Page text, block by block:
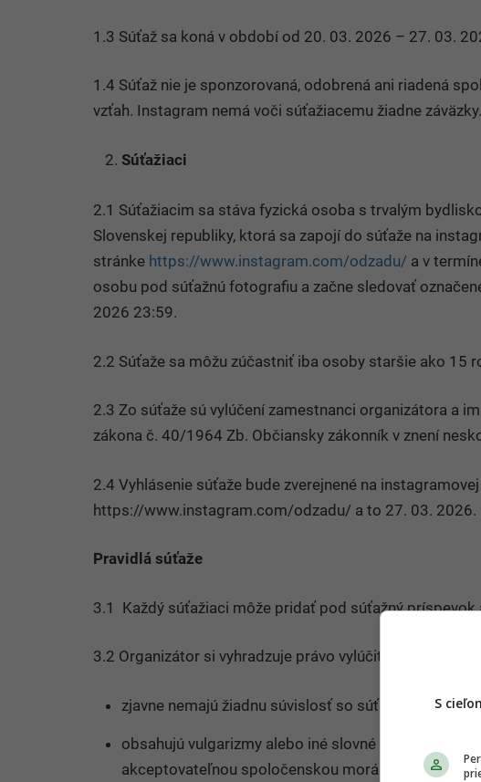
1.3 Súťaž sa koná v období od 20. 03. 2026 – 27. 03.
1.4 Súťaž nie je sponzorovaná, odobrená ani riadená
vzťah. Instagram nemá voči súťažiacemu žiadne záväzky.
Súťažiaci
2.1 Súťažiacim sa stáva fyzická osoba s trvalým
Slovenskej republiky, ktorá sa zapojí do súťaže na
stránke https://www.instagram.com/odzadu/ a v
osobu pod súťažnú fotografiu a začne sledovať
2026 23:59.
2.2 Súťaže sa môžu zúčastniť iba osoby staršie ako 15
2.3 Zo súťaže sú vylúčení zamestnanci organizátora a
zákona č. 40/1964 Zb. Občiansky zákonník v znení
2.4 Vyhlásenie súťaže bude zverejnené na
https://www.instagram.com/odzadu/ a to 27. 03. 2026.
Pravidlá súťaže
3.1 Každý súťažiaci môže pridať pod súťažný
3.2 Organizátor si vyhradzuje právo vylúčiť zo súťaže
zjavne nemajú žiadnu súvislosť so súťažným
obsahujú vulgarizmy alebo iné slovné spojenia,
akceptovateľnou spoločenskou morálkou a etikou,
S